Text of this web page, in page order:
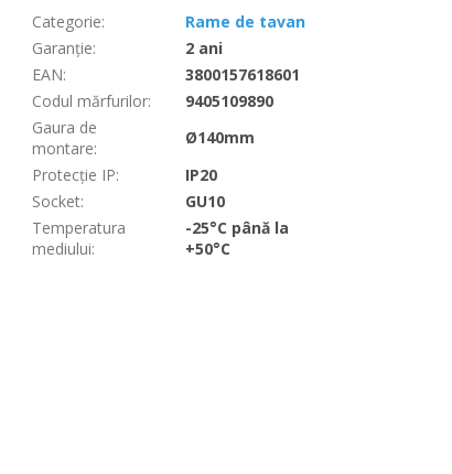
Categorie:
Rame de tavan
Garanţie:
2 ani
EAN:
3800157618601
Codul mărfurilor:
9405109890
Gaura de
montare:
Ø140mm
Protecție IP:
IP20
Socket:
GU10
Temperatura
mediului:
-25°C până la
+50°C